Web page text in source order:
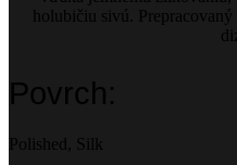
holubičiu sivú.
Povrch:
Polished, Silk